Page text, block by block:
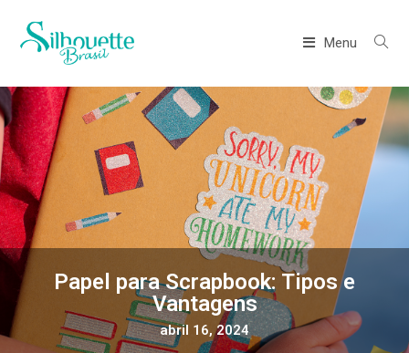
Menu
Papel para Scrapbook: Tipos e
Vantagens
abril 16, 2024